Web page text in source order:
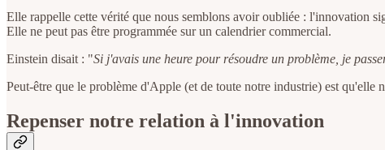
Elle rappelle cette vérité que nous semblons avoir oubliée : l'innovation
Elle ne peut pas être programmée sur un calendrier commercial.
Einstein disait : "Si j'avais une heure pour résoudre un problème, je
Peut-être que le problème d'Apple (et de toute notre industrie) est qu'elle
Repenser notre relation à l'innovation